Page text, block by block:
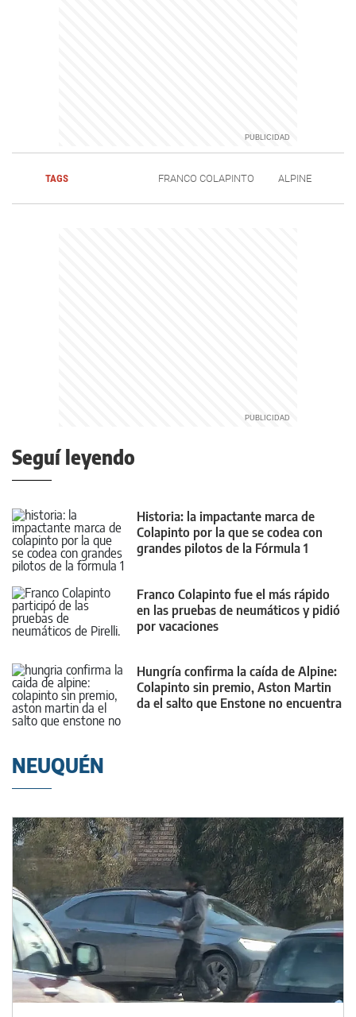
TAGS FRANCO COLAPINTO ALPINE
Seguí leyendo
Historia: la impactante marca de
Colapinto por la que se codea con
grandes pilotos de la Fórmula 1
Franco Colapinto fue el más rápido
en las pruebas de neumáticos y pidió
por vacaciones
Hungría confirma la caída de Alpine:
Colapinto sin premio, Aston Martin
da el salto que Enstone no encuentra
NEUQUÉN